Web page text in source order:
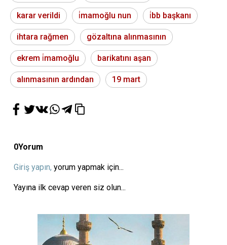
karar verildi i̇mamoğlu nun i̇bb başkanı
ihtara rağmen gözaltına alınmasının
ekrem i̇mamoğlu barikatını aşan
alınmasının ardından 19 mart
0Yorum
Giriş yapın, yorum yapmak için...
Yayına ilk cevap veren siz olun...